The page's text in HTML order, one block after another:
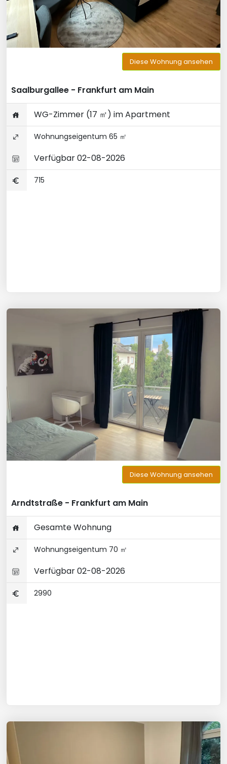
Diese Wohnung ansehen
Saalburgallee - Frankfurt am Main
WG-Zimmer (17 ㎡) im Apartment
Wohnungseigentum 65 ㎡
Verfügbar 02-08-2026
715
Diese Wohnung ansehen
Arndtstraße - Frankfurt am Main
Gesamte Wohnung
Wohnungseigentum 70 ㎡
Verfügbar 02-08-2026
2990